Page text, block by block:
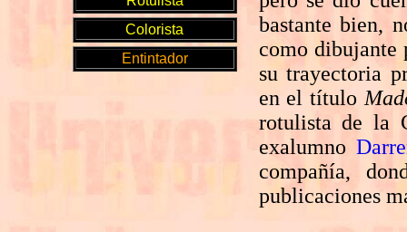
Colorista
Entintador
bastante bien,
como dibujante
su trayectoria
en el título
rotulista de la
exalumno
compañía,
publicaciones